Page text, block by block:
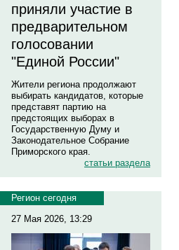
приняли участие в
предварительном
голосовании
"Единой России"
Жители региона продолжают
выбирать кандидатов, которые
представят партию на
предстоящих выборах в
Государственную Думу и
Законодательное Собрание
Приморского края.
статьи раздела
Регион сегодня
27 Мая 2026, 13:29